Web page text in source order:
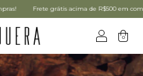
Frete grátis acima de R$500 em compras!
0